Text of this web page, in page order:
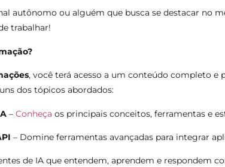
autônomo ou alguém que busca se destacar no
trabalhar!
, você terá acesso a um conteúdo completo e
dos tópicos abordados:
– Conheça os principais conceitos, ferramentas e
– Domine ferramentas avançadas para integrar
de IA que entendem, aprendem e respondem